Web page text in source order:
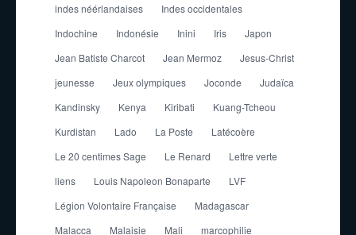
indes néérlandaises
Indes occidentales
Indochine
Indonésie Inini Iris
Japon
Jean Batiste Charcot
Jean Mermoz
Jesus-Christ
jeunesse
Jeux olympiques Joconde
Judaïca
Kandinsky
Kenya Kiribati
Kuang-Tcheou
Kurdistan
Lado La Poste
Latécoère
Le 20 centimes Sage
Le Renard
Lettre verte
liens
Louis Napoleon Bonaparte
LVF
Légion Volontaire Française
Madagascar
Malacca
Malaisie Mali
marcophilie